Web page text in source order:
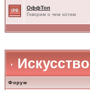
ОффТоп
Говорим о чем хотим
Искусство
Форум